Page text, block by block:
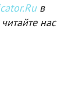
в
нас